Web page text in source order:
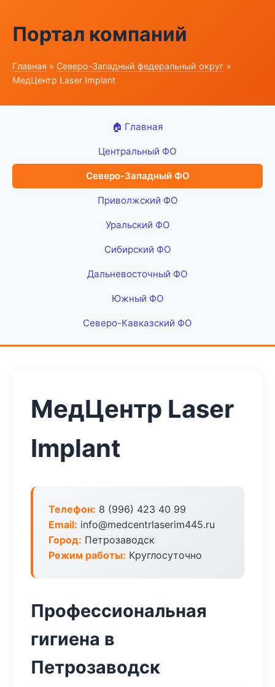
Портал компаний
Главная » Северо-Западный федеральный округ »
МедЦентр Laser Implant
🏠 Главная
Центральный ФО
Северо-Западный ФО
Приволжский ФО
Уральский ФО
Сибирский ФО
Дальневосточный ФО
Южный ФО
Северо-Кавказский ФО
МедЦентр Laser
Implant
Телефон: 8 (996) 423 40 99
Email: info@medcentrlaserim445.ru
Город: Петрозаводск
Режим работы: Круглосуточно
Профессиональная
гигиена в
Петрозаводск